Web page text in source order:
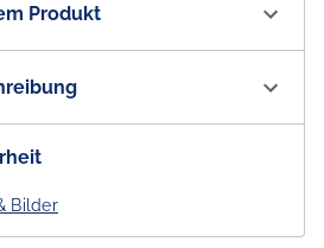
Produkt
AU300343
Facial Hydrator
Lotion, die
Bilder